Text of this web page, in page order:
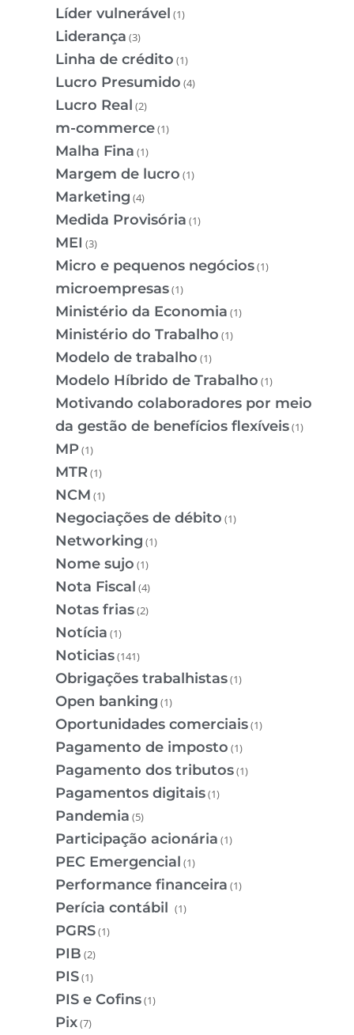
Líder vulnerável (1)
Liderança (3)
Linha de crédito (1)
Lucro Presumido (4)
Lucro Real (2)
m-commerce(1)
Malha Fina (1)
Margem de lucro (1)
Marketing (4)
Medida Provisória (1)
MEI (3)
Micro e pequenos negócios(1)
microempresas(1)
Ministério da Economia (1)
Ministério do Trabalho (1)
Modelo de trabalho (1)
Modelo Híbrido de Trabalho (1)
Motivando colaboradores por meio
da gestão de benefícios flexíveis(1)
MP(1)
MTR(1)
NCM (1)
Negociações de débito (1)
Networking (1)
Nome sujo (1)
Nota Fiscal (4)
Notas frias(2)
Notícia (1)
Noticias(141)
Obrigações trabalhistas(1)
Open banking (1)
Oportunidades comerciais(1)
Pagamento de imposto (1)
Pagamento dos tributos(1)
Pagamentos digitais(1)
Pandemia (5)
Participação acionária (1)
PEC Emergencial (1)
Performance financeira (1)
Perícia contábil (1)
PGRS(1)
PIB (2)
PIS(1)
PIS e Cofins(1)
Pix(7)